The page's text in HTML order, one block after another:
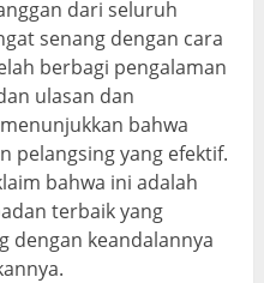
dari seluruh
senang dengan cara
berbagi pengalaman
ulasan dan
bahwa
pelangsing yang efektif.
bahwa ini adalah
terbaik yang
dengan keandalannya